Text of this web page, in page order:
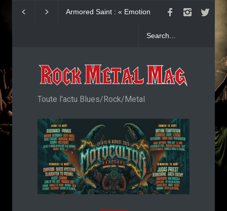
Armored Saint : « Emotion
CLAWFINGER :
Before We All Die
Toute l'actu Blues/Rock/Metal